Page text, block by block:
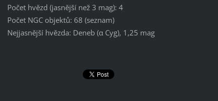
Počet hvězd (jasnější než 3 mag): 4
Počet NGC objektů: 68 (seznam)
Nejjasnější hvězda: Deneb (α Cyg), 1,25 mag